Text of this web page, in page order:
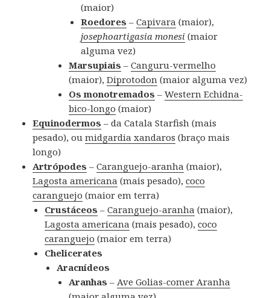
(maior)
Roedores –Capivara (maior),
josephoartigasia monesi (maior
alguma vez)
Marsupiais –Canguru-vermelho
(maior),Diprotodon (maior alguma vez)
Os monotremados –Western Echidna-
bico-longo (maior)
Equinodermos – da Catala Starfish (mais
pesado), oumidgardia xandaros (braço mais
longo)
Artrópodes –Caranguejo-aranha (maior),
Lagosta americana (mais pesado),coco
caranguejo (maior em terra)
Crustáceos –Caranguejo-aranha (maior),
Lagosta americana (mais pesado),coco
caranguejo (maior em terra)
Chelicerates
Aracnídeos
Aranhas –Ave Golias-comer Aranha